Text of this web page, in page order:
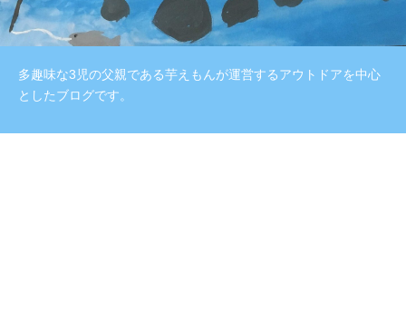
多趣味な3児の父親である芋えもんが運営するアウトドアを中心
としたブログです。